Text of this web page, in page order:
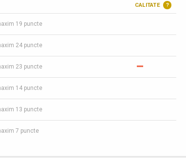
CALITATE ?
19 puncte
24 puncte
23 puncte –
14 puncte
13 puncte
7 puncte